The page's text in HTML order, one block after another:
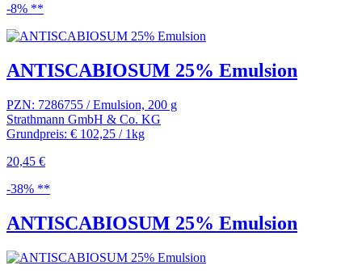
-8% **
ANTISCABIOSUM 25% Emulsion
PZN: 7286755 / Emulsion, 200 g
Strathmann GmbH & Co. KG
Grundpreis: € 102,25 / 1kg
20,45 €
-38% **
ANTISCABIOSUM 25% Emulsion